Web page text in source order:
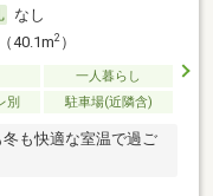
なし
40.1m2）
一人暮らし
別 駐車場(近隣含)
も快適な室温で過ご